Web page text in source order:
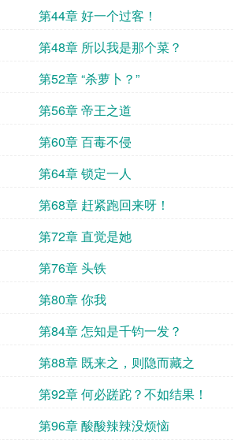
第44章 好一个过客！
第48章 所以我是那个菜？
第52章 “杀萝卜？”
第56章 帝王之道
第60章 百毒不侵
第64章 锁定一人
第68章 赶紧跑回来呀！
第72章 直觉是她
第76章 头铁
第80章 你我
第84章 怎知是千钧一发？
第88章 既来之，则隐而藏之
第92章 何必蹉跎？不如结果！
第96章 酸酸辣辣没烦恼